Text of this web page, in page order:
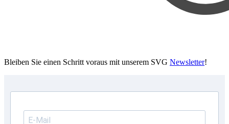
Bleiben Sie einen Schritt voraus mit unserem SVG Newsletter!